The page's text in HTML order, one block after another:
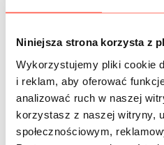
Niniejsza strona korzysta z
Wykorzystujemy pliki cookie
i reklam, aby oferować
analizować ruch w naszej
korzystasz z naszej witryny,
społecznościowym,
zdecydowanie wyróżnia się
sztucznych – wierzch to
podkład trwale wczepiono
pozyskane z alpaki. Proces
zasadą „animal friendly”.
jednostronna. Futerko
Zastosowanie: to fioletowe